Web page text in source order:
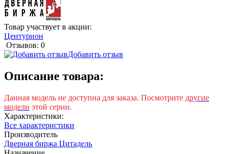
Товар участвует в акции:
Центурион
Отзывов: 0
Добавить отзыв
Описание товара:
Данная модель не доступна для заказа. Посмотрите другие
модели этой серии.
Характеристики:
Все характеристики
Производитель
Дверная биржа Цитадель